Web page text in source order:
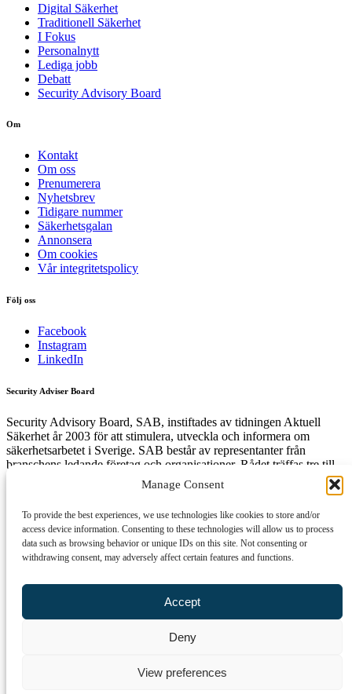
Manage Consent
To provide the best experiences, we use technologies like cookies to store and/or
access device information. Consenting to these technologies will allow us to process
data such as browsing behavior or unique IDs on this site. Not consenting or
withdrawing consent, may adversely affect certain features and functions.
Accept
Deny
View preferences
Digital Säkerhet
Traditionell Säkerhet
I Fokus
Personalnytt
Lediga jobb
Debatt
Security Advisory Board
Om
Kontakt
Om oss
Prenumerera
Nyhetsbrev
Tidigare nummer
Säkerhetsgalan
Annonsera
Om cookies
Vår integritetspolicy
Följ oss
Facebook
Instagram
LinkedIn
Security Adviser Board
Security Advisory Board, SAB, instiftades av tidningen Aktuell
Säkerhet år 2003 för att stimulera, utveckla och informera om
säkerhetsarbetet i Sverige. SAB består av representanter från
branschens ledande företag och organisationer. Rådet träffas tre till
fyra gånger per år och diskuterar aktuella säkerhetsfrågor.
Få den senaste säkerhetsinformationen först
och använder dina personuppgifter i enlighet med vår